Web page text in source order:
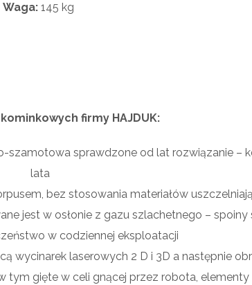
Waga: 145 kg
firmy HAJDUK:
sprawdzone od lat rozwiązanie –
lata
bez stosowania materiałów
jest w osłonie z gazu szlachetnego – spoiny
w codziennej eksploatacji
wycinarek laserowych 2 D i 3D a następnie
tym gięte w celi gnącej przez robota,